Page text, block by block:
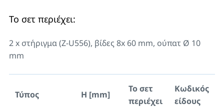
Το σετ περιέχει:
2 x στήριγμα (Z-U556), βίδες 8x 60 mm, ούπατ Ø 10
mm
Τύπος H [mm]
Το σετ
περιέχει
Κωδικός
είδους